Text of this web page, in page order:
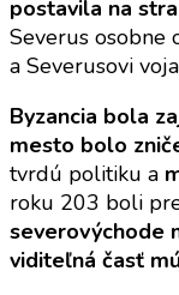
postavila na
Severus osobne
a Severusovi
Byzancia bola
mesto bolo
tvrdú politiku a
roku 203 boli
severovýchode
viditeľná časť